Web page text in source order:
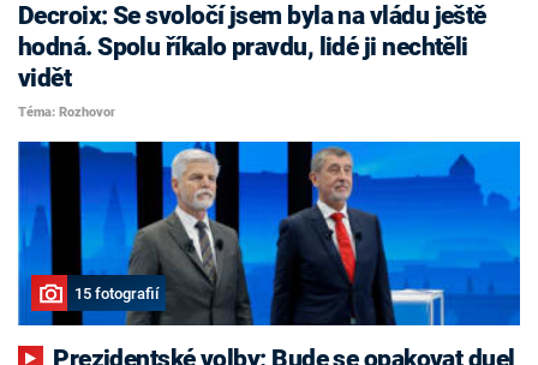
Decroix: Se svoločí jsem byla na vládu ještě
hodná. Spolu říkalo pravdu, lidé ji nechtěli
vidět
Téma: Rozhovor
15 fotografií